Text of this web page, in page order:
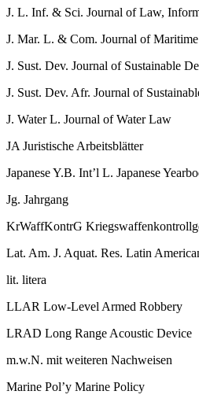
J. L. Inf. & Sci. Journal of Law,
J. Mar. L. & Com. Journal of
J. Sust. Dev. Journal of Sustainable
J. Sust. Dev. Afr. Journal of
J. Water L. Journal of Water Law
JA Juristische Arbeitsblätter
Japanese Y.B. Int’l L. Japanese
Jg. Jahrgang
KrWaffKontrG
Lat. Am. J. Aquat. Res. Latin
lit. litera
LLAR Low-​Level Armed Robbery
LRAD Long Range Acoustic Device
m.w.N. mit weiteren Nachweisen
Marine Pol’y Marine Policy